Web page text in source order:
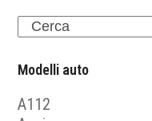
Search
Modelli auto
A112